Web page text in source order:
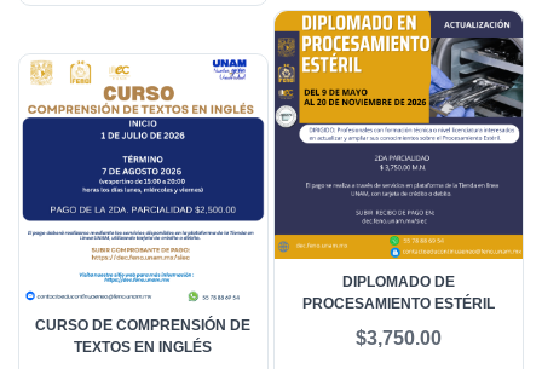
DIPLOMADO DE
PROCESAMIENTO ESTÉRIL
$3,750.00
CURSO DE COMPRENSIÓN DE
TEXTOS EN INGLÉS